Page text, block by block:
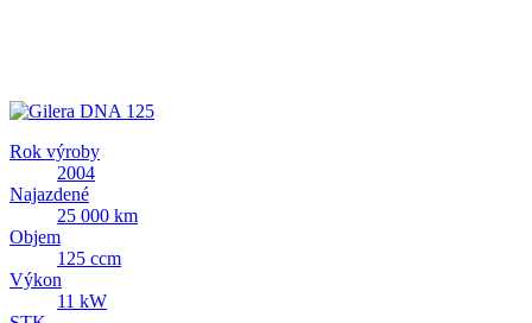
Rok výroby
2004
Najazdené
25 000 km
Objem
125 ccm
Výkon
11 kW